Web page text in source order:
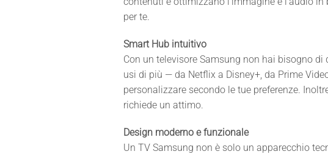
per te.
Smart Hub intuitivo
Con un televisore Samsung non hai bisogno di
usi di più — da Netflix a Disney+, da Prime
personalizzare secondo le tue preferenze.
richiede un attimo.
Design moderno e funzionale
Un TV Samsung non è solo un apparecchio